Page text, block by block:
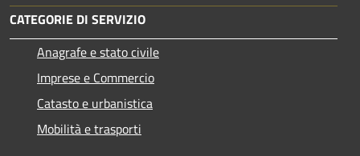
CATEGORIE DI SERVIZIO
Anagrafe e stato civile
Imprese e Commercio
Catasto e urbanistica
Mobilità e trasporti